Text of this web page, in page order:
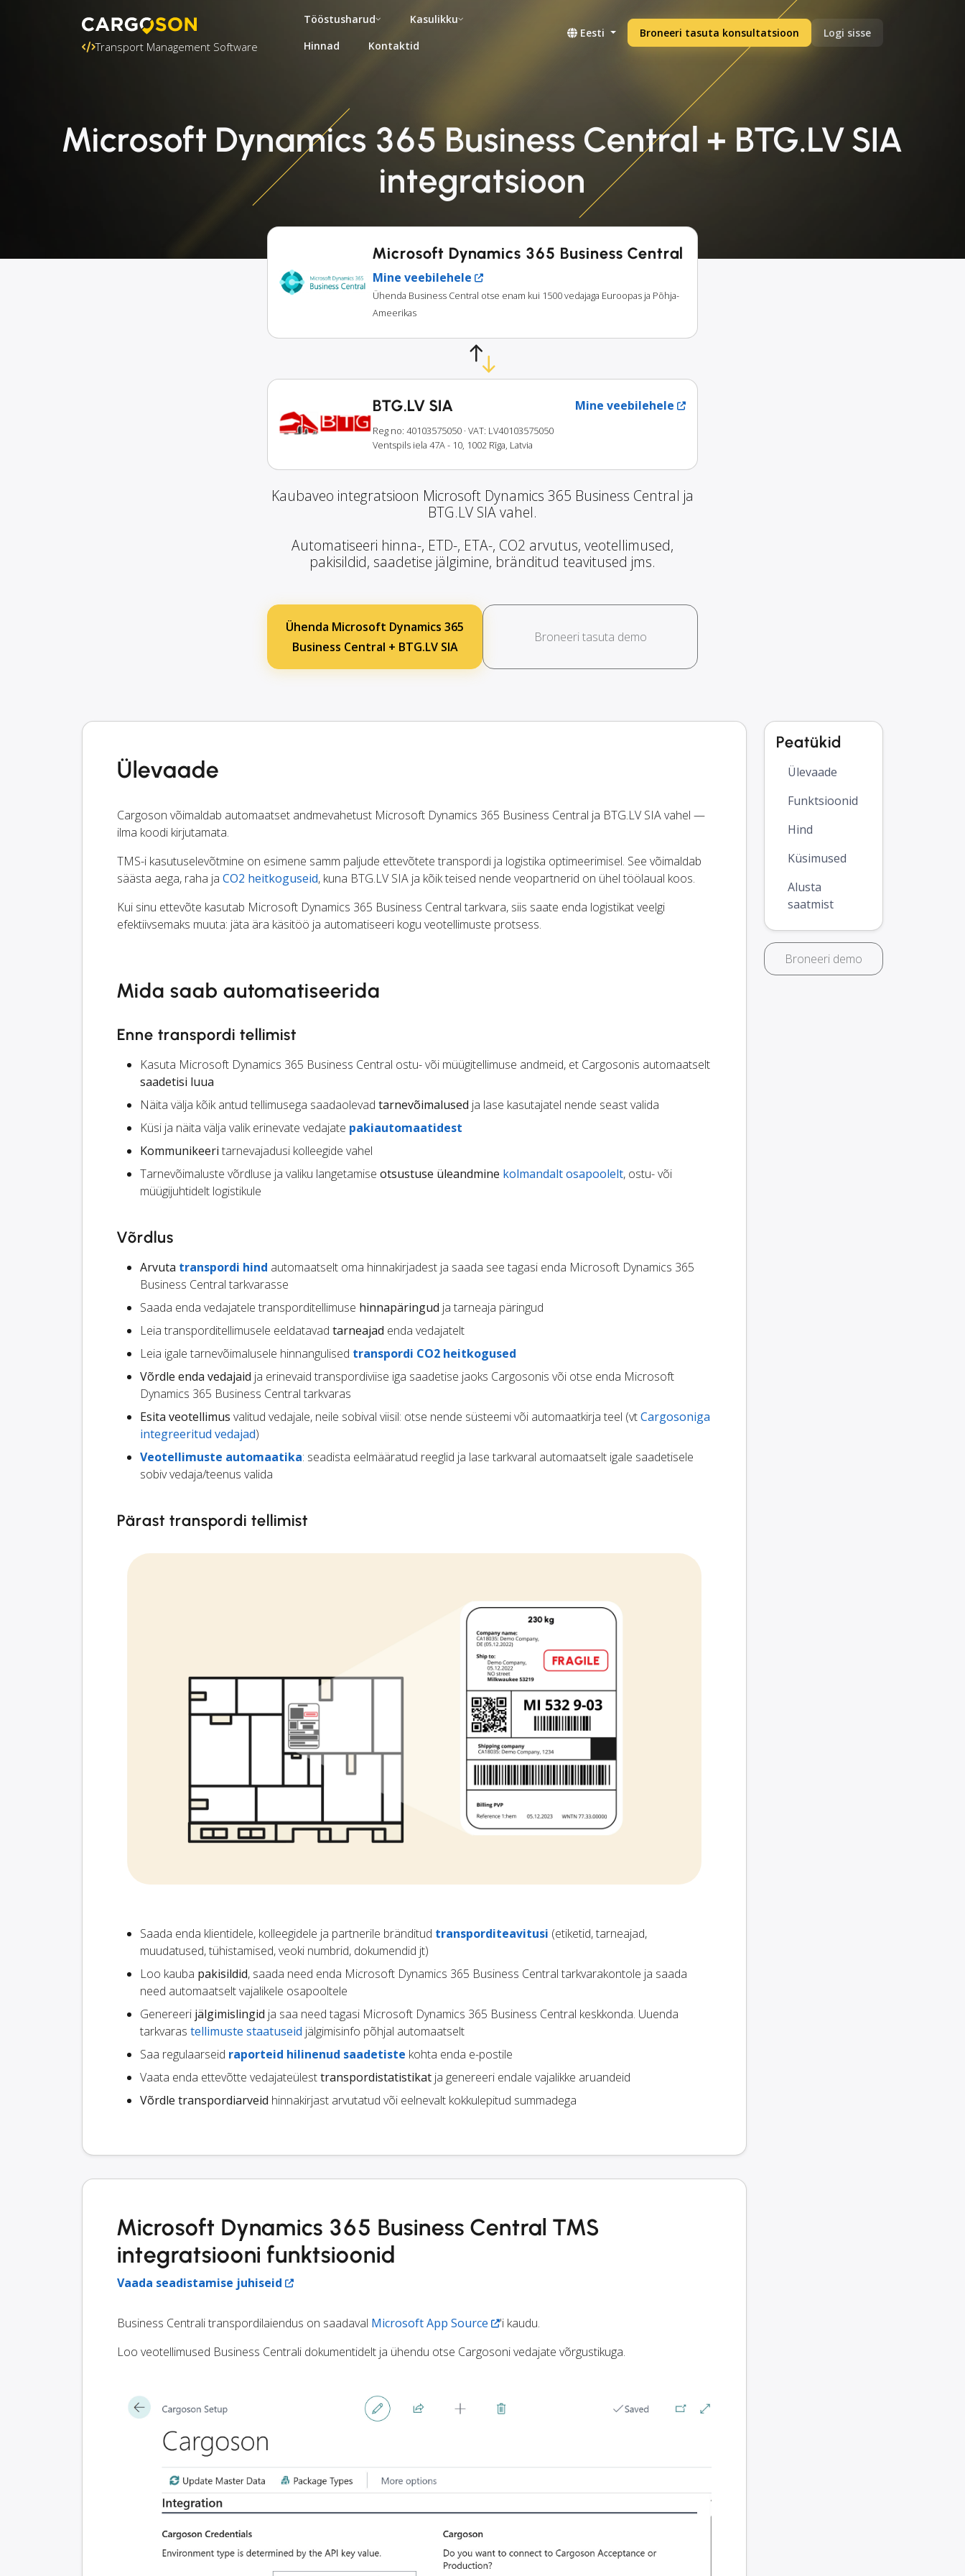
Transport Management Software
Tööstusharud
Kasulikku
Hinnad
Kontaktid
Eesti Broneeri tasuta konsultatsioon Logi sisse
Microsoft Dynamics 365 Business Central + BTG.LV SIA
integratsioon
Microsoft Dynamics 365 Business Central
Mine veebilehele
Ühenda Business Central otse enam kui 1500 vedajaga Euroopas ja Põhja-
Ameerikas
BTG.LV SIA Mine veebilehele
Reg no: 40103575050 · VAT: LV40103575050
Ventspils iela 47A - 10, 1002 Rīga, Latvia
Kaubaveo integratsioon Microsoft Dynamics 365 Business Central ja
BTG.LV SIA vahel.
Automatiseeri hinna-, ETD-, ETA-, CO2 arvutus, veotellimused,
pakisildid, saadetise jälgimine, bränditud teavitused jms.
Ühenda Microsoft Dynamics 365
Business Central + BTG.LV SIA
Broneeri tasuta demo
Ülevaade
Cargoson võimaldab automaatset andmevahetust Microsoft Dynamics 365 Business Central ja BTG.LV SIA vahel —
ilma koodi kirjutamata.
TMS-i kasutuselevõtmine on esimene samm paljude ettevõtete transpordi ja logistika optimeerimisel. See võimaldab
säästa aega, raha ja CO2 heitkoguseid, kuna BTG.LV SIA ja kõik teised nende veopartnerid on ühel töölaual koos.
Kui sinu ettevõte kasutab Microsoft Dynamics 365 Business Central tarkvara, siis saate enda logistikat veelgi
efektiivsemaks muuta: jäta ära käsitöö ja automatiseeri kogu veotellimuste protsess.
Mida saab automatiseerida
Enne transpordi tellimist
Kasuta Microsoft Dynamics 365 Business Central ostu- või müügitellimuse andmeid, et Cargosonis automaatselt
saadetisi luua
Näita välja kõik antud tellimusega saadaolevad tarnevõimalused ja lase kasutajatel nende seast valida
Küsi ja näita välja valik erinevate vedajate pakiautomaatidest
Kommunikeeri tarnevajadusi kolleegide vahel
Tarnevõimaluste võrdluse ja valiku langetamise otsustuse üleandmine kolmandalt osapoolelt, ostu- või
müügijuhtidelt logistikule
Võrdlus
Arvuta transpordi hind automaatselt oma hinnakirjadest ja saada see tagasi enda Microsoft Dynamics 365
Business Central tarkvarasse
Saada enda vedajatele transporditellimuse hinnapäringud ja tarneaja päringud
Leia transporditellimusele eeldatavad tarneajad enda vedajatelt
Leia igale tarnevõimalusele hinnangulised transpordi CO2 heitkogused
Võrdle enda vedajaid ja erinevaid transpordiviise iga saadetise jaoks Cargosonis või otse enda Microsoft
Dynamics 365 Business Central tarkvaras
Esita veotellimus valitud vedajale, neile sobival viisil: otse nende süsteemi või automaatkirja teel (vtCargosoniga
integreeritud vedajad)
Veotellimuste automaatika: seadista eelmääratud reeglid ja lase tarkvaral automaatselt igale saadetisele
sobiv vedaja/teenus valida
Pärast transpordi tellimist
Saada enda klientidele, kolleegidele ja partnerile bränditud transporditeavitusi (etiketid, tarneajad,
muudatused, tühistamised, veoki numbrid, dokumendid jt)
Loo kauba pakisildid, saada need enda Microsoft Dynamics 365 Business Central tarkvarakontole ja saada
need automaatselt vajalikele osapooltele
Genereeri jälgimislingid ja saa need tagasi Microsoft Dynamics 365 Business Central keskkonda. Uuenda
tarkvaras tellimuste staatuseid jälgimisinfo põhjal automaatselt
Saa regulaarseid raporteid hilinenud saadetiste kohta enda e-postile
Vaata enda ettevõtte vedajateülesttranspordistatistikat ja genereeri endale vajalikke aruandeid
Võrdle transpordiarveid hinnakirjast arvutatud või eelnevalt kokkulepitud summadega
Microsoft Dynamics 365 Business Central TMS
integratsiooni funktsioonid
Vaada seadistamise juhiseid
Business Centrali transpordilaiendus on saadaval Microsoft App Source
'i kaudu.
Loo veotellimused Business Centrali dokumentidelt ja ühendu otse Cargosoni vedajate võrgustikuga.
Peatükid
Ülevaade
Funktsioonid
Hind
Küsimused
Alusta
saatmist
Broneeri demo